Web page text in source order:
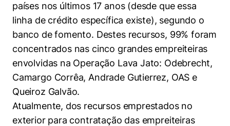
países nos últimos 17 anos (desde que essa
linha de crédito específica existe), segundo o
banco de fomento. Destes recursos, 99% foram
concentrados nas cinco grandes empreiteiras
envolvidas na Operação Lava Jato: Odebrecht,
Camargo Corrêa, Andrade Gutierrez, OAS e
Queiroz Galvão.
Atualmente, dos recursos emprestados no
exterior para contratação das empreiteiras
Cookies estritamente necessários
Cookies de preferências de usuário